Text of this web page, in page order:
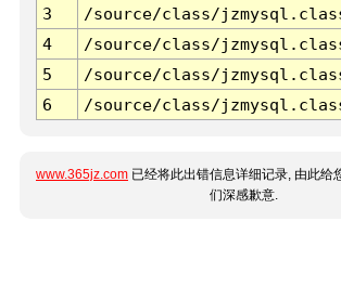
3 /source/class/
4
/source/class/
5
/source/class/
6
/source/class/
www.365jz.com 已经将此出错信息详细记录, 由此给
们深感歉意.